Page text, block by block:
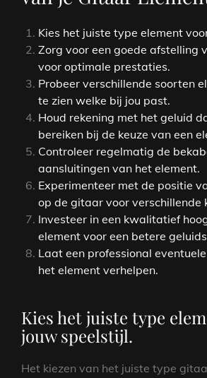
Kies het juiste type element
Zorg voor een goede afstelling
voor optimale prestaties.
Probeer verschillende soorten
te zien welke bij jou past.
Houd rekening met het geluid
bereiken bij de keuze van een
Controleer regelmatig de
aansluitingen van het element.
Experimenteer met de positie
op de gitaar voor verschillende
Investeer in een kwalitatief
element voor een betere
Laat een professional
het element verhelpen.
Kies het juiste type
jouw speelstijl.
Het kiezen van het juiste type